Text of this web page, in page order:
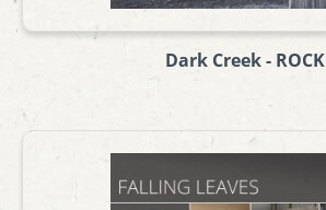
Dark Creek - ROCK